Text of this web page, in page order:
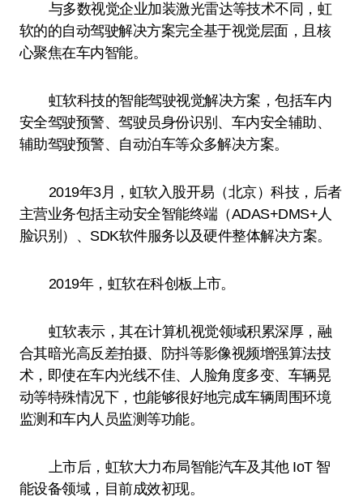
与多数视觉企业加装激光雷达等技术不同，虹
软的的自动驾驶解决方案完全基于视觉层面，且核
心聚焦在车内智能。
虹软科技的智能驾驶视觉解决方案，包括车内
安全驾驶预警、驾驶员身份识别、车内安全辅助、
辅助驾驶预警、自动泊车等众多解决方案。
2019年3月，虹软入股开易（北京）科技，后者
主营业务包括主动安全智能终端（ADAS+DMS+人
脸识别）、SDK软件服务以及硬件整体解决方案。
2019年，虹软在科创板上市。
虹软表示，其在计算机视觉领域积累深厚，融
合其暗光高反差拍摄、防抖等影像视频增强算法技
术，即使在车内光线不佳、人脸角度多变、车辆晃
动等特殊情况下，也能够很好地完成车辆周围环境
监测和车内人员监测等功能。
上市后，虹软大力布局智能汽车及其他 IoT 智
能设备领域，目前成效初现。